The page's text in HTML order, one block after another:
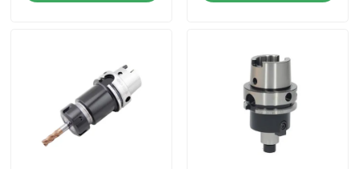
BT-Hulpmiddelhouder